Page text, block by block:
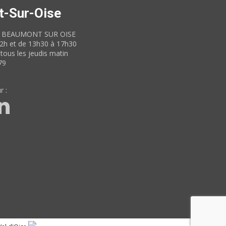
Sur-Oise
SUR OISE
et de 13h30 à 17h30
les jeudis matin
: